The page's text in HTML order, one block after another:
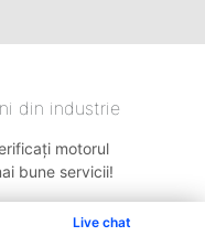
Live chat
din industrie
motorul
bune servicii!